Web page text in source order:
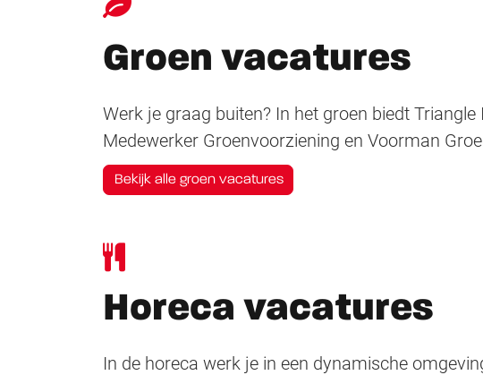
Groen vacatures
Werk je graag buiten? In het groen biedt
Medewerker Groenvoorziening en Voorman
Bekijk alle groen vacatures
Horeca vacatures
In de horeca werk je in een dynamische